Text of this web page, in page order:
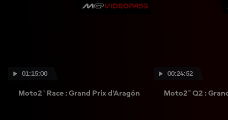
01:15:00
Moto2™ Race : Grand Prix d'Aragón
00:24:52
Moto2™ Q2 :